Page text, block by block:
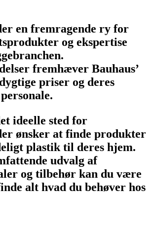
en fremragende ry for
og ekspertise
fremhæver Bauhaus’
priser og deres
ideelle sted for
ønsker at finde produkter
plastik til deres hjem.
udvalg af
og tilbehør kan du være
alt hvad du behøver hos